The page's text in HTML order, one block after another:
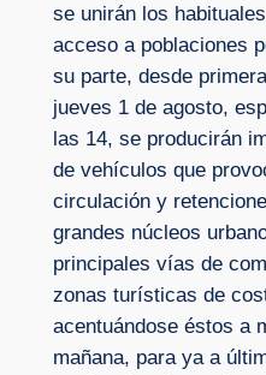
se unirán los
acceso a poblaciones
su parte, desde
jueves 1 de agosto,
las 14, se producirán
de vehículos que
circulación y
grandes núcleos
principales vías de
zonas turísticas de
acentuándose éstos a
mañana, para ya a